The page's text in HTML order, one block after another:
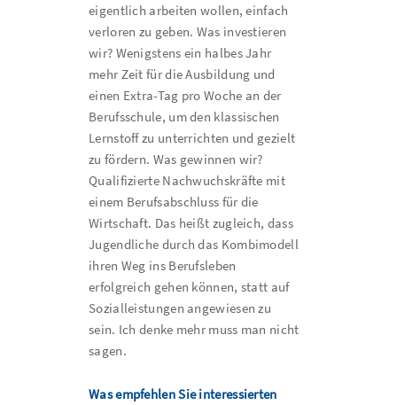
eigentlich arbeiten wollen, einfach
verloren zu geben. Was investieren
wir? Wenigstens ein halbes Jahr
mehr Zeit für die Ausbildung und
einen Extra-Tag pro Woche an der
Berufsschule, um den klassischen
Lernstoff zu unterrichten und gezielt
zu fördern. Was gewinnen wir?
Qualifizierte Nachwuchskräfte mit
einem Berufsabschluss für die
Wirtschaft. Das heißt zugleich, dass
Jugendliche durch das Kombimodell
ihren Weg ins Berufsleben
erfolgreich gehen können, statt auf
Sozialleistungen angewiesen zu
sein. Ich denke mehr muss man nicht
sagen.
Was empfehlen Sie interessierten